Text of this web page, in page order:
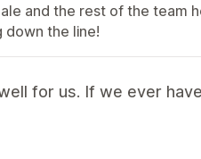
and the rest of the team
the line!
for us. If we ever